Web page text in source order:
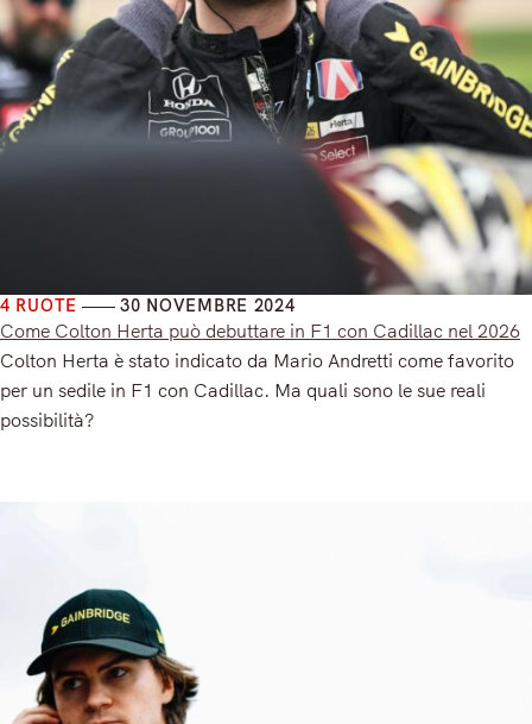
4 RUOTE 30 NOVEMBRE 2024
Come Colton Herta può debuttare in F1 con Cadillac nel 2026
Colton Herta è stato indicato da Mario Andretti come favorito
per un sedile in F1 con Cadillac. Ma quali sono le sue reali
possibilità?